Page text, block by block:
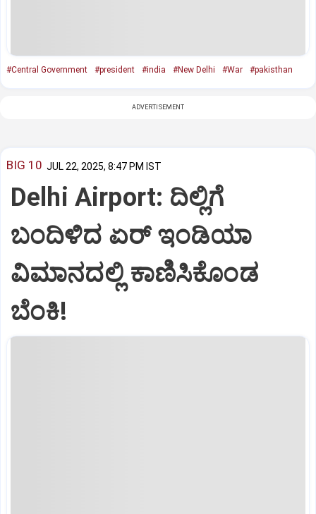
#Central Government #president #india #New Delhi #War #pakisthan
ADVERTISEMENT
BIG 10 JUL 22, 2025, 8:47 PM IST
Delhi Airport: ದಿಲ್ಲಿಗೆ
ಬಂದಿಳಿದ ಏರ್‌ ಇಂಡಿಯಾ
ವಿಮಾನದಲ್ಲಿ ಕಾಣಿಸಿಕೊಂಡ
ಬೆಂಕಿ!